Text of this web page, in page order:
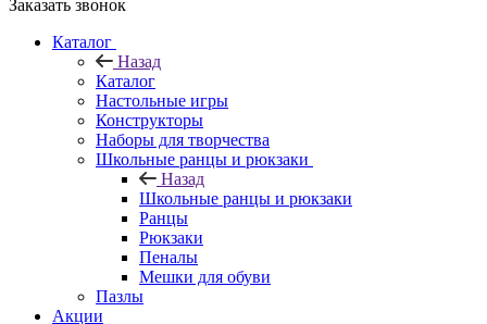
Заказать звонок
Каталог
Назад
Каталог
Настольные игры
Конструкторы
Наборы для творчества
Школьные ранцы и рюкзаки
Назад
Школьные ранцы и рюкзаки
Ранцы
Рюкзаки
Пеналы
Мешки для обуви
Пазлы
Акции